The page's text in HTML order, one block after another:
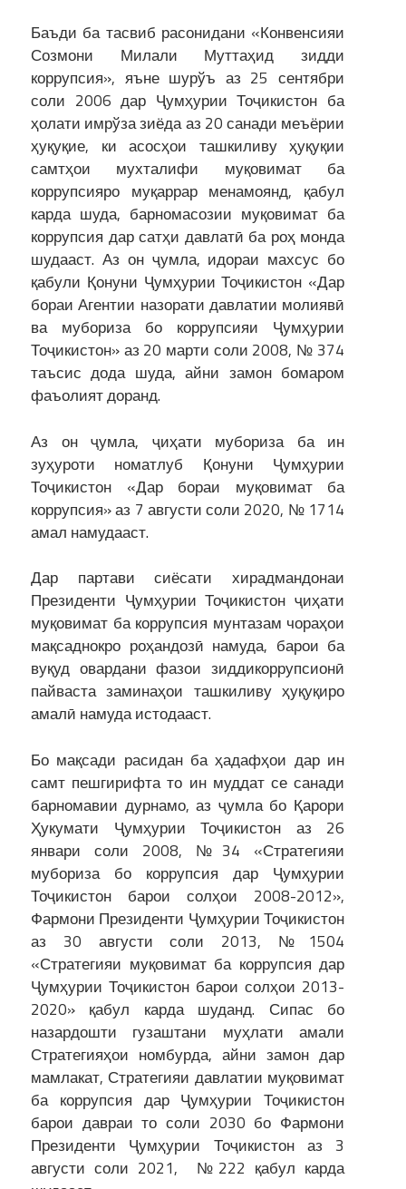
Баъди ба тасвиб расонидани «Конвенсияи
Созмони Милали Муттаҳид зидди
коррупсия», яъне шурўъ аз 25 сентябри
соли 2006 дар Ҷумҳурии Тоҷикистон ба
ҳолати имрўза зиёда аз 20 санади меъёрии
ҳуқуқие, ки асосҳои ташкиливу ҳуқуқии
самтҳои мухталифи муқовимат ба
коррупсияро муқаррар менамоянд, қабул
карда шуда, барномасозии муқовимат ба
коррупсия дар сатҳи давлатӣ ба роҳ монда
шудааст. Аз он ҷумла, идораи махсус бо
қабули Қонуни Ҷумҳурии Тоҷикистон «Дар
бораи Агентии назорати давлатии молиявӣ
ва мубориза бо коррупсияи Ҷумҳурии
Тоҷикистон» аз 20 марти соли 2008, № 374
таъсис дода шуда, айни замон бомаром
фаъолият доранд.
Аз он ҷумла, ҷиҳати мубориза ба ин
зуҳуроти номатлуб Қонуни Ҷумҳурии
Тоҷикистон «Дар бораи муқовимат ба
коррупсия» аз 7 августи соли 2020, № 1714
амал намудааст.
Дар партави сиёсати хирадмандонаи
Президенти Ҷумҳурии Тоҷикистон ҷиҳати
муқовимат ба коррупсия мунтазам чораҳои
мақсаднокро роҳандозӣ намуда, барои ба
вуқуд овардани фазои зиддикоррупсионӣ
пайваста заминаҳои ташкиливу ҳуқуқиро
амалӣ намуда истодааст.
Бо мақсади расидан ба ҳадафҳои дар ин
самт пешгирифта то ин муддат се санади
барномавии дурнамо, аз ҷумла бо Қарори
Ҳукумати Ҷумҳурии Тоҷикистон аз 26
январи соли 2008, №34 «Стратегияи
мубориза бо коррупсия дар Ҷумҳурии
Тоҷикистон барои солҳои 2008-2012»,
Фармони Президенти Ҷумҳурии Тоҷикистон
аз 30 августи соли 2013, №1504
«Стратегияи муқовимат ба коррупсия дар
Ҷумҳурии Тоҷикистон барои солҳои 2013-
2020» қабул карда шуданд. Сипас бо
назардошти гузаштани муҳлати амали
Стратегияҳои номбурда, айни замон дар
мамлакат, Стратегияи давлатии муқовимат
ба коррупсия дар Ҷумҳурии Тоҷикистон
барои давраи то соли 2030 бо Фармони
Президенти Ҷумҳурии Тоҷикистон аз 3
августи соли 2021, №222 қабул карда